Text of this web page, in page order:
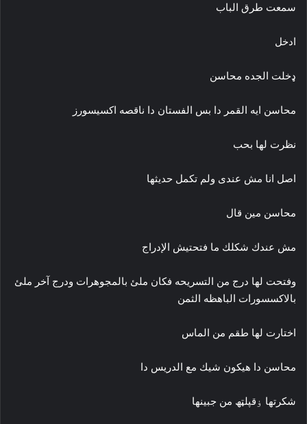
سمعت طرق الباب
ادخل
ډخلت الجده محاسن
محاسن ايه القمر دا بس الفستان دا ناقصه اكسيسورز
نظرت لها بحب
اصل انا مش عندى ولم تكمل حديثها
محاسن مين قال
مش عندك شكلك ما فتحتيش الإدراج
وفتحت لها درج من التسريحه فكان ملئ بالمجوهرات ودرج آخر ملئ
بالاكسسورات الباهظه الثمن
اختارت لها طقم من الماس
محاسن دا هيكون شيك مع الدريس دا
شكرتها ۏقپلټھ من جبينها